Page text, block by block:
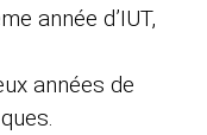
année d’IUT,
années de